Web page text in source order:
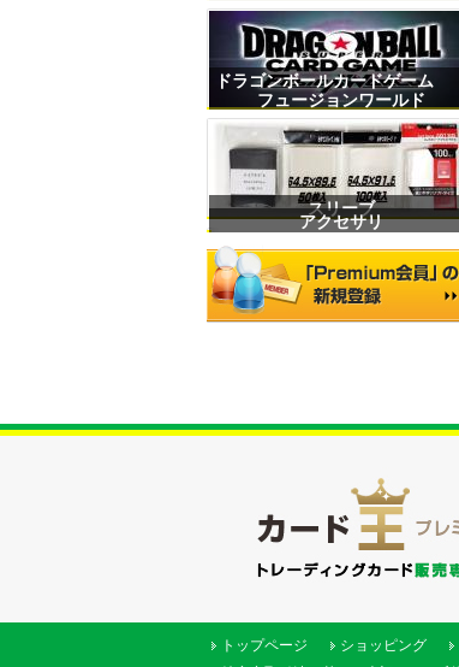
ドラゴンボールカードゲーム
フュージョンワールド
スリーブ
アクセサリ
トップページ ショッピング